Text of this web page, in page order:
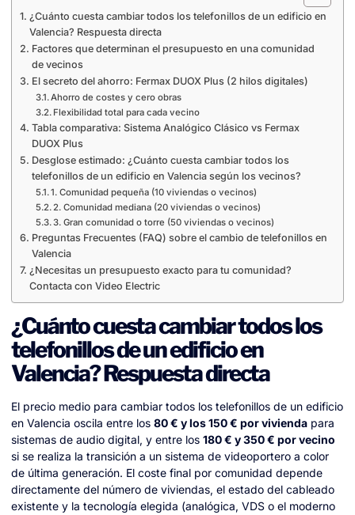
¿Cuánto cuesta cambiar todos los telefonillos de un edificio en
Valencia? Respuesta directa
Factores que determinan el presupuesto en una comunidad
de vecinos
El secreto del ahorro: Fermax DUOX Plus (2 hilos digitales)
Ahorro de costes y cero obras
Flexibilidad total para cada vecino
Tabla comparativa: Sistema Analógico Clásico vs Fermax
DUOX Plus
Desglose estimado: ¿Cuánto cuesta cambiar todos los
telefonillos de un edificio en Valencia según los vecinos?
1. Comunidad pequeña (10 viviendas o vecinos)
2. Comunidad mediana (20 viviendas o vecinos)
3. Gran comunidad o torre (50 viviendas o vecinos)
Preguntas Frecuentes (FAQ) sobre el cambio de telefonillos en
Valencia
¿Necesitas un presupuesto exacto para tu comunidad?
Contacta con Video Electric
¿Cuánto cuesta cambiar todos los
telefonillos de un edificio en
Valencia? Respuesta directa
El precio medio para cambiar todos los telefonillos de un edificio
en Valencia oscila entre los 80 € y los 150 € por vivienda para
sistemas de audio digital, y entre los 180 € y 350 € por vecino
si se realiza la transición a un sistema de videoportero a color
de última generación. El coste final por comunidad depende
directamente del número de viviendas, el estado del cableado
existente y la tecnología elegida (analógica, VDS o el moderno